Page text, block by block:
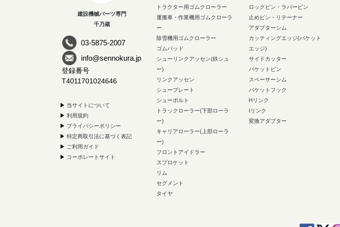
建設機械パーツ専門
千乃蔵
03-5875-2007
info@sennokura.jp
登録番号
T4011701024646
▶ 当サイトについて
▶ 利用規約
▶ プライバシーポリシー
▶ 特定商取引法に基づく表記
▶ ご利用ガイド
▶ コーポレートサイト
トラクター用ゴムクローラー
運搬車・作業機用ゴムクローラ
ー
除雪機用ゴムクローラー
ゴムパッド
シューリンクアッセン(鉄シュ
ー)
リンクアッセン
シュープレート
シューボルト
トラックローラー(下部ローラ
ー)
キャリアローラー(上部ローラ
ー)
フロントアイドラー
スプロケット
リム
セグメント
タイヤ
ロックピン・ラバーピン
止めピン・リテーナー
アダプターシム
カッティングエッジ(バケット
エッジ)
サイドカッター
バケットピン
スペーサーシム
バケットフック
Hリンク
Iリンク
変換アダプター